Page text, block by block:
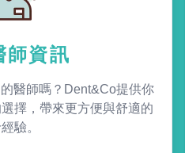
師資訊
醫師嗎？Dent&Co提供你
擇，帶來更方便與舒適的
驗。